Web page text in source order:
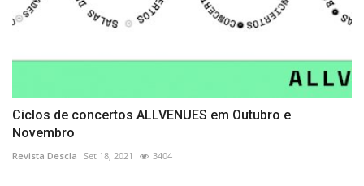
Ciclos de concertos ALLVENUES em Outubro e
Novembro
Revista Descla Set 18, 2021 3404